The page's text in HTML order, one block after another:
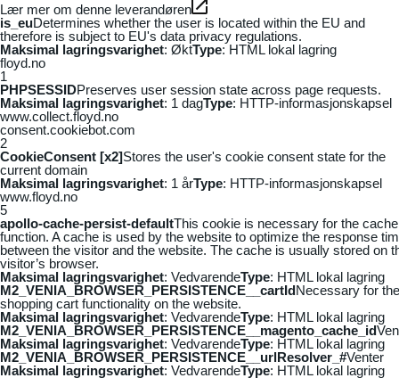
Lær mer om denne leverandøren
is_euDetermines whether the user is located within the EU and
therefore is subject to EU's data privacy regulations.
Maksimal lagringsvarighet: ØktType: HTML lokal lagring
floyd.no
1
PHPSESSIDPreserves user session state across page requests.
Maksimal lagringsvarighet: 1 dagType: HTTP-informasjonskapsel
www.collect.floyd.no
consent.cookiebot.com
2
CookieConsent [x2]Stores the user's cookie consent state for the
current domain
Maksimal lagringsvarighet: 1 årType: HTTP-informasjonskapsel
www.floyd.no
5
apollo-cache-persist-defaultThis cookie is necessary for the cache
function. A cache is used by the website to optimize the response
between the visitor and the website. The cache is usually stored on
visitor’s browser.
Maksimal lagringsvarighet: VedvarendeType: HTML lokal lagring
M2_VENIA_BROWSER_PERSISTENCE__cartIdNecessary for the
shopping cart functionality on the website.
Maksimal lagringsvarighet: VedvarendeType: HTML lokal lagring
M2_VENIA_BROWSER_PERSISTENCE__magento_cache_id
Maksimal lagringsvarighet: VedvarendeType: HTML lokal lagring
M2_VENIA_BROWSER_PERSISTENCE__urlResolver_#Venter
Maksimal lagringsvarighet: VedvarendeType: HTML lokal lagring